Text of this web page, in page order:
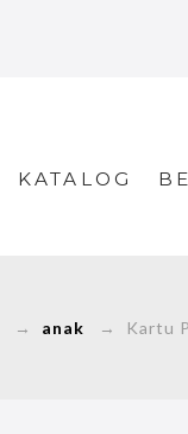
KATALOG
→ anak → Kartu